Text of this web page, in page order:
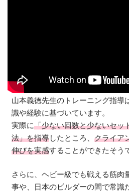
山本義徳先生のトレーニング指導
識や経験に基づいています。
実際に「少ない回数と少ないセッ
法」を指導したところ、 クライア
伸びを実感することができたそう
さらに、ヘビー級でも戦える筋肉
事や、日本のビルダーの間で常識